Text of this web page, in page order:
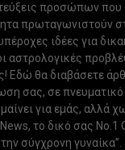
προσώπων που
πρωταγωνιστούν
ιδέες για
αστρολογικές
Εδώ θα διαβάσετε
σας, σε
για εμάς, αλλά
το δικό σας Νo.1
την σύγχρονη γυναίκα”.